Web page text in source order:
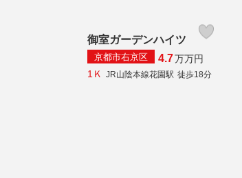
御室ガーデンハイツ
京都市右京区 4.7万万円
1Ｋ
JR山陰本線花園駅 徒歩18分